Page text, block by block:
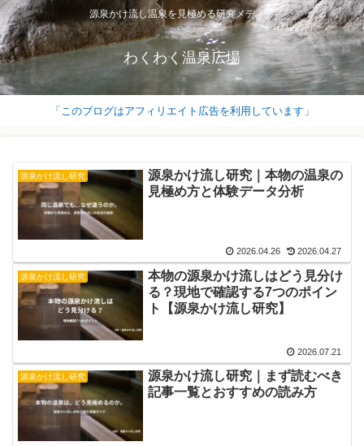
源泉かけ流し温泉を見極める研究メディア
わくわく温泉広場
「このブログはアフィリエイト広告を利用しています」
源泉かけ流し研究
源泉かけ流し研究｜本物の温泉の
見極め方と体験データ分析
2026.04.26 2026.04.27
源泉かけ流し研究
本物の源泉かけ流しはどう見分け
る？現地で確認する7つのポイン
ト【源泉かけ流し研究】
2026.07.21
源泉かけ流し研究
源泉かけ流し研究｜まず読むべき
記事一覧とおすすめの読み方